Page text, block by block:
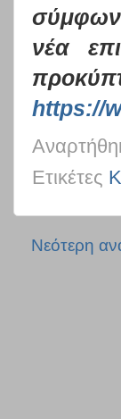
νέα
https://
Ετικέτες
Νεότερη